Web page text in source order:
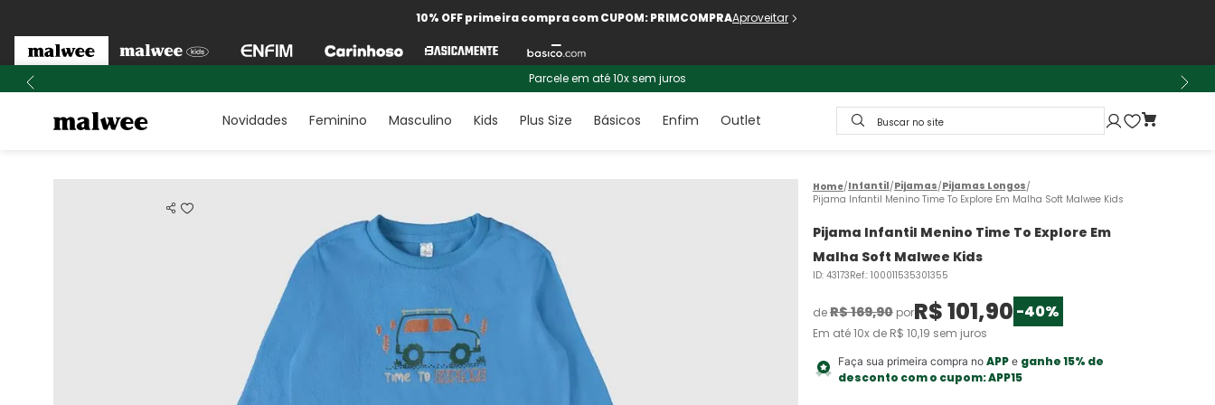
10% OFF primeira compra com CUPOM: PRIMCOMPRAAproveitar
Parcele em até 10x sem juros
Novidades Feminino Masculino Kids Plus Size Básicos Enfim Outlet Buscar no site
Infantil Pijamas Pijamas Longos
Pijama Infantil Menino Time To Explore Em Malha Soft Malwee Kids
Pijama Infantil Menino Time To Explore Em
Malha Soft Malwee Kids
ID: 43173Ref.: 100011535301355
deR$169,90porR$101,90 -40%
Em até10x de R$ 10,19 sem juros
Faça sua primeira compra no APPe ganhe 15% de
desconto com o cupom:APP15